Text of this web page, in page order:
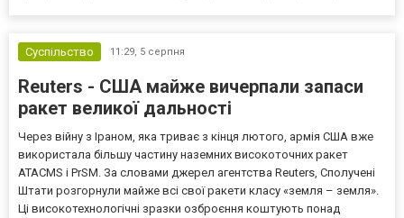
Суспільство
11:29, 5 серпня
Reuters - США майже вичерпали запаси
ракет великої дальності
Через війну з Іраном, яка триває з кінця лютого, армія США вже
використала більшу частину наземних високоточних ракет
ATACMS і PrSM. За словами джерел агентства Reuters, Сполучені
Штати розгорнули майже всі свої ракети класу «земля – земля».
Ці високотехнологічні зразки озброєння коштують понад